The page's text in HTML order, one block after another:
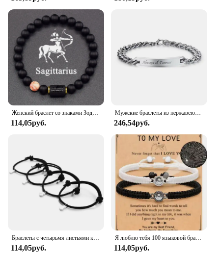
Женский браслет со знаками Зодиака, 12 знаков зодиака
114,05руб.
Мужские браслеты из нержавеющей стали с гравировкой «Always Forever»
246,54руб.
Браслеты с четырьмя листьями клевера, магнитные браслеты с надписью «Best Friend Forever Good Luck» для мужчин и женщин, подарочные браслеты
114,05руб.
Я люблю тебя 100 языковой браслет парные подарки для девушки, моя любовь, душа, День святого Валентина
114,05руб.